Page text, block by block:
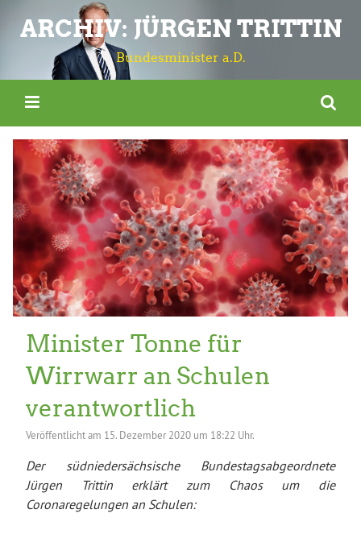
ARCHIV: JÜRGEN TRITTIN
Bundesminister a.D.
Minister Tonne für
Wirrwarr an Schulen
verantwortlich
Veröffentlicht am 15. Dezember 2020 um 18:22 Uhr.
Der südniedersächsische Bundestagsabgeordnete
Jürgen Trittin erklärt zum Chaos um die
Coronaregelungen an Schulen: